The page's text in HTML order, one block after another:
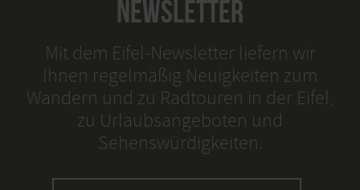
NEWSLETTER
Mit dem Eifel-Newsletter liefern wir
Ihnen regelmäßig Neuigkeiten zum
Wandern und zu Radtouren in der Eifel,
zu Urlaubsangeboten und
Sehenswürdigkeiten.